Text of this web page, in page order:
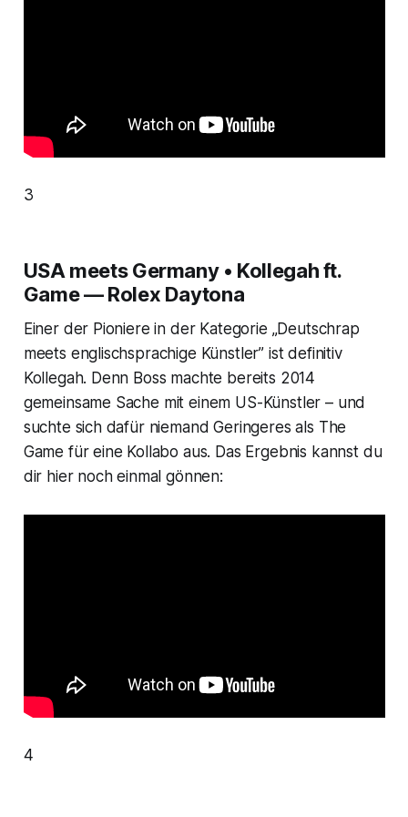
3
USA meets Germany • Kollegah ft.
Game — Rolex Daytona
Einer der Pioniere in der Kategorie „Deutschrap
meets englischsprachige Künstler” ist definitiv
Kollegah. Denn Boss machte bereits 2014
gemeinsame Sache mit einem US-Künstler – und
suchte sich dafür niemand Geringeres als The
Game für eine Kollabo aus. Das Ergebnis kannst du
dir hier noch einmal gönnen:
4